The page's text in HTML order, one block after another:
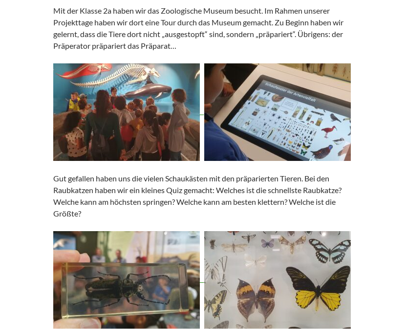
Mit der Klasse 2a haben wir das Zoologische Museum besucht. Im Rahmen unserer
Projekttage haben wir dort eine Tour durch das Museum gemacht. Zu Beginn haben wir
gelernt, dass die Tiere dort nicht „ausgestopft“ sind, sondern „präpariert“. Übrigens: der
Präperator präpariert das Präparat…
Gut gefallen haben uns die vielen Schaukästen mit den präparierten Tieren. Bei den
Raubkatzen haben wir ein kleines Quiz gemacht: Welches ist die schnellste Raubkatze?
Welche kann am höchsten springen? Welche kann am besten klettern? Welche ist die
Größte?